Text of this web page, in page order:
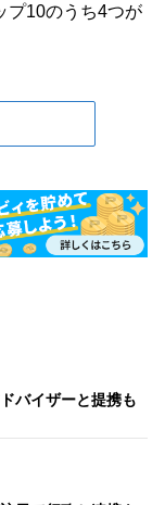
プ10のうち4つが
バイザーと提携も